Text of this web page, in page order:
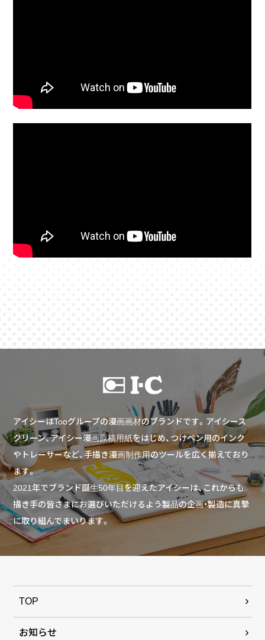
アイシーはTooグループの漫画画材のブランドです。アイシース
クリーン、アイシー漫画原稿用紙をはじめ、つけペン用のインク
やトレーサーなど、手描き漫画制作用のツールを広く揃えており
ます。
2021年でブランド誕生50年目を迎えたアイシーは、これからも
描き手の皆さまにお選びいただけるよう製品の企画・製造に真摯
に取り組んでまいります。
TOP
お知らせ